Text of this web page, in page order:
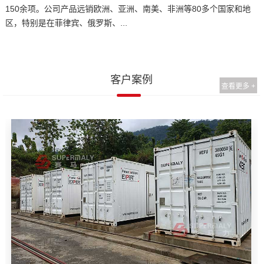
150余项。公司产品远销欧洲、亚洲、南美、非洲等80多个国家和地
区，特别是在菲律宾、俄罗斯、...
客户案例
查看更多 +